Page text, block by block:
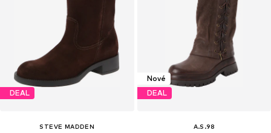
DEAL
STEVE MADDEN
Nové
DEAL
A.S.98